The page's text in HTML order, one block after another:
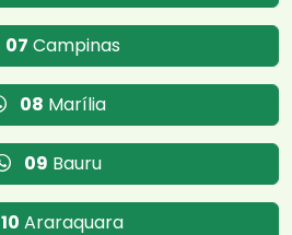
07 Campinas
08 Marília
09 Bauru
10 Araraquara